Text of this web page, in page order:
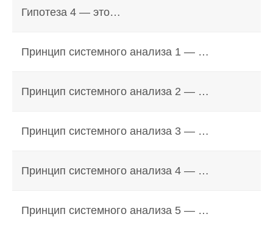
Гипотеза 4 — это…
Принцип системного анализа 1 — …
Принцип системного анализа 2 — …
Принцип системного анализа 3 — …
Принцип системного анализа 4 — …
Принцип системного анализа 5 — …